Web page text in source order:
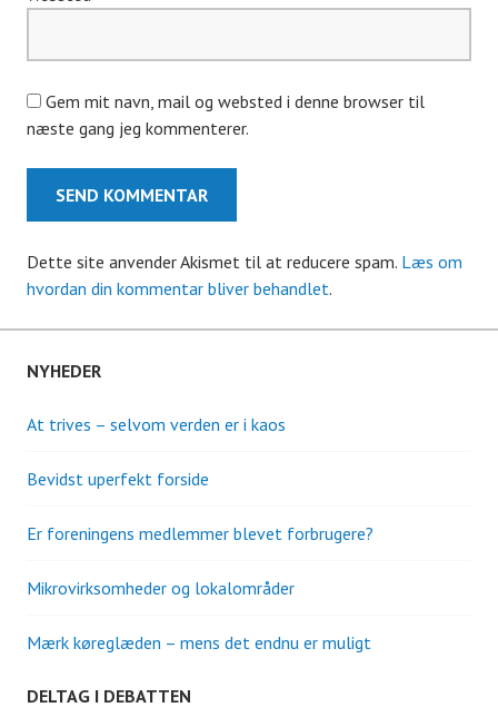
Gem mit navn, mail og websted i denne browser til
næste gang jeg kommenterer.
Dette site anvender Akismet til at reducere spam. Læs om
hvordan din kommentar bliver behandlet.
NYHEDER
At trives – selvom verden er i kaos
Bevidst uperfekt forside
Er foreningens medlemmer blevet forbrugere?
Mikrovirksomheder og lokalområder
Mærk køreglæden – mens det endnu er muligt
DELTAG I DEBATTEN